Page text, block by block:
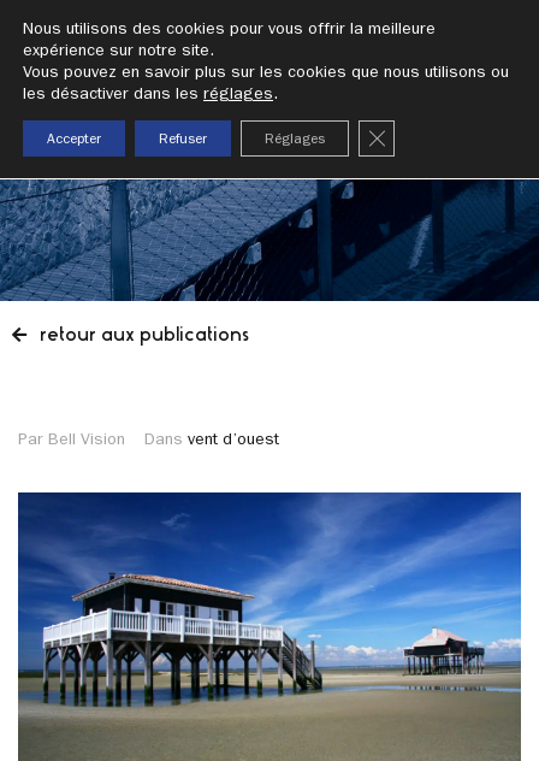
addrn
publication
retour aux publications
Par Bell Vision Dans vent d’ouest
Nous utilisons des cookies pour vous offrir la meilleure
expérience sur notre site.
Vous pouvez en savoir plus sur les cookies que nous utilisons ou
les désactiver dans les réglages.
Accepter Refuser Réglages fermer la